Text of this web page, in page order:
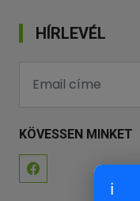
HÍRLEVÉL
KÖVESSEN MINKET
ℹ